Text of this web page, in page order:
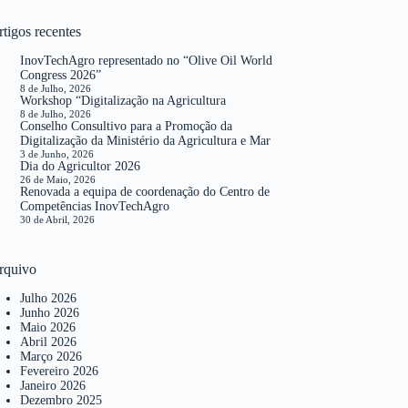
recentes
InovTechAgro representado no “Olive Oil World
Congress 2026”
8 de Julho, 2026
Workshop “Digitalização na Agricultura
8 de Julho, 2026
Conselho Consultivo para a Promoção da
Digitalização da Ministério da Agricultura e Mar
3 de Junho, 2026
Dia do Agricultor 2026
26 de Maio, 2026
Renovada a equipa de coordenação do Centro de
Competências InovTechAgro
30 de Abril, 2026
Julho 2026
Junho 2026
Maio 2026
Abril 2026
Março 2026
Fevereiro 2026
Janeiro 2026
Dezembro 2025